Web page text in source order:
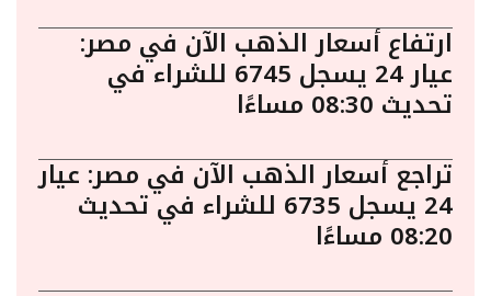
ارتفاع أسعار الذهب الآن في مصر:
عيار 24 يسجل 6745 للشراء في
تحديث 08:30 مساءًا
تراجع أسعار الذهب الآن في مصر: عيار
24 يسجل 6735 للشراء في تحديث
08:20 مساءًا